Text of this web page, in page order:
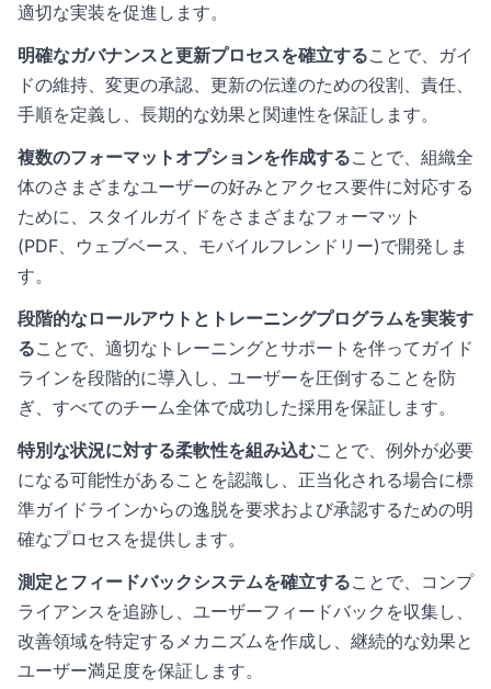
適切な実装を促進します。
明確なガバナンスと更新プロセスを確立することで、ガイ
ドの維持、変更の承認、更新の伝達のための役割、責任、
手順を定義し、長期的な効果と関連性を保証します。
複数のフォーマットオプションを作成することで、組織全
体のさまざまなユーザーの好みとアクセス要件に対応する
ために、スタイルガイドをさまざまなフォーマット
(PDF、ウェブベース、モバイルフレンドリー)で開発しま
す。
段階的なロールアウトとトレーニングプログラムを実装す
ることで、適切なトレーニングとサポートを伴ってガイド
ラインを段階的に導入し、ユーザーを圧倒することを防
ぎ、すべてのチーム全体で成功した採用を保証します。
特別な状況に対する柔軟性を組み込むことで、例外が必要
になる可能性があることを認識し、正当化される場合に標
準ガイドラインからの逸脱を要求および承認するための明
確なプロセスを提供します。
測定とフィードバックシステムを確立することで、コンプ
ライアンスを追跡し、ユーザーフィードバックを収集し、
改善領域を特定するメカニズムを作成し、継続的な効果と
ユーザー満足度を保証します。